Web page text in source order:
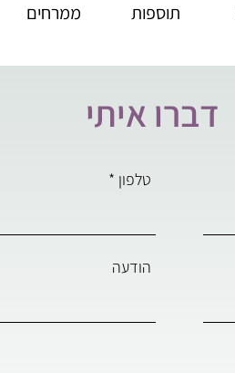
ממרחים תוספות
דברו איתי
טלפון
הודעה